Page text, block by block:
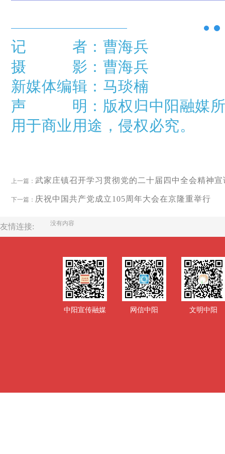
记 者：曹海兵
摄 影：曹海兵
新媒体编辑： 马琰楠
声 明： 版权归中阳融媒
用于商业用途，侵权必究。
上一篇： 武家庄镇召开学习贯彻党的二十届四中全会精神宣
下一篇： 庆祝中国共产党成立105周年大会在京隆重举行
友情连接: 没有内容
中阳宣传融媒 网信中阳 文明中阳